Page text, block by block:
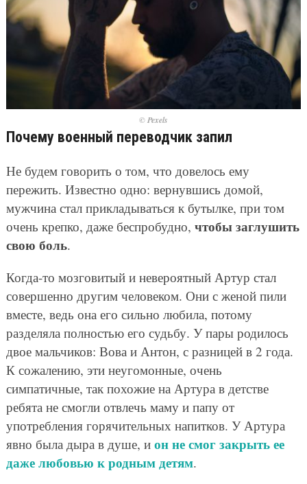
© Pexels
Почему военный переводчик запил
Не будем говорить о том, что довелось ему
пережить. Известно одно: вернувшись домой,
мужчина стал прикладываться к бутылке, при том
очень крепко, даже беспробудно, чтобы заглушить
свою боль.
Когда-то мозговитый и невероятный Артур стал
совершенно другим человеком. Они с женой пили
вместе, ведь она его сильно любила, потому
разделяла полностью его судьбу. У пары родилось
двое мальчиков: Вова и Антон, с разницей в 2 года.
К сожалению, эти неугомонные, очень
симпатичные, так похожие на Артура в детстве
ребята не смогли отвлечь маму и папу от
употребления горячительных напитков. У Артура
явно была дыра в душе, и он не смог закрыть ее
даже любовью к родным детям.